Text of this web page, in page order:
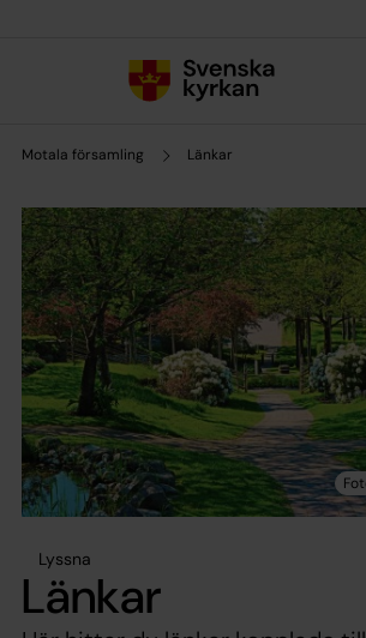
Motala församling Länkar
Lyssna
Länkar